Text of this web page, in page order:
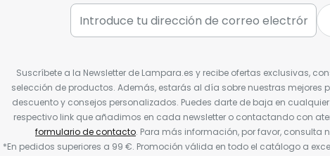
Suscríbete a la Newsletter de Lampara.es y recibe ofertas exclusivas,
selección de productos. Además, estarás al día sobre nuestras mejores
descuento y consejos personalizados. Puedes darte de baja en
respectivo link que añadimos en cada newsletter o contactando con
formulario de contacto. Para más información, por favor, consulta
*En pedidos superiores a 99 €. Promoción válida en todo el catálogo a